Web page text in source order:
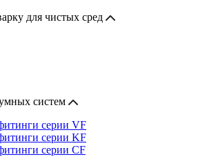
для чистых сред
систем
серии VF
серии KF
серии CF